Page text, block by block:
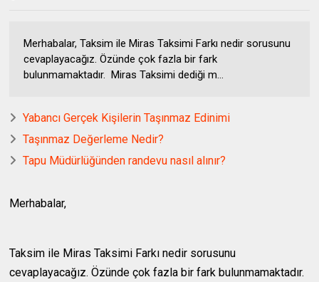
Merhabalar, Taksim ile Miras Taksimi Farkı nedir sorusunu
cevaplayacağız. Özünde çok fazla bir fark
bulunmamaktadır. Miras Taksimi dediği m...
Yabancı Gerçek Kişilerin Taşınmaz Edinimi
Taşınmaz Değerleme Nedir?
Tapu Müdürlüğünden randevu nasıl alınır?
Merhabalar,
Taksim ile Miras Taksimi Farkı nedir sorusunu
cevaplayacağız. Özünde çok fazla bir fark bulunmamaktadır.